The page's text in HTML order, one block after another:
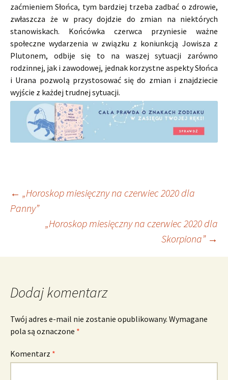
zaćmieniem Słońca, tym bardziej trzeba zadbać o zdrowie,
zwłaszcza że w pracy dojdzie do zmian na niektórych
stanowiskach. Końcówka czerwca przyniesie ważne
społeczne wydarzenia w związku z koniunkcją Jowisza z
Plutonem, odbije się to na waszej sytuacji zarówno
rodzinnej, jak i zawodowej, jednak korzystne aspekty Słońca
i Urana pozwolą przystosować się do zmian i znajdziecie
wyjście z każdej trudnej sytuacji.
Nawigacja
wpisu
← „Horoskop miesięczny na czerwiec 2020 dla
Panny”
„Horoskop miesięczny na czerwiec 2020 dla
Skorpiona” →
Dodaj komentarz
Twój adres e-mail nie zostanie opublikowany. Wymagane
pola są oznaczone *
Komentarz *